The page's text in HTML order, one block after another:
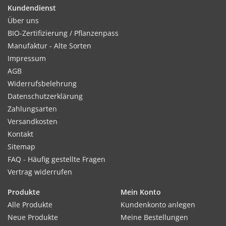
feucht halten.
Kultur:
Reihenabstand 20–30 cm, in der Reihe 3–4 cm. Bei Bedarf
nach dem Auflaufen auf Abstand verziehen, um eine bessere
Entwicklung zu gewährleisten.
Standort:
Sonnig. Tiefgründig gelockerter, humoser Boden, möglichst
sandig. Magnesiumhaltige Dünger verwenden, kein Stalldung
Ernte / Blüte:
Kundendienst
Über uns
BIO-Zertifizierung / Pflanzenpass
Manufaktur - Alte Sorten
Impressum
AGB
Widerrufsbelehrung
Datenschutzerklärung
Zahlungsarten
Versandkosten
Kontakt
Sitemap
FAQ - Häufig gestellte Fragen
Vertrag widerrufen
Produkte
Alle Produkte
Neue Produkte
Mein Konto
Kundenkonto anlegen
Meine Bestellungen